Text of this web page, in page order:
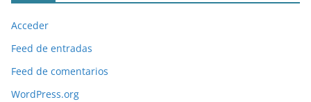
Acceder
Feed de entradas
Feed de comentarios
WordPress.org